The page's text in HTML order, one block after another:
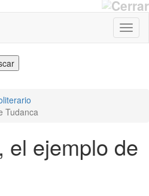
Tudanca
el ejemplo de